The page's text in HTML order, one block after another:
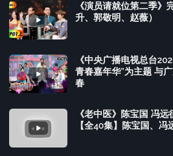
《演员请就位第二季》
升、郭敬明、赵薇）
《中央广播电视总台
青春嘉年华”为主题 与
春
《老中医》陈宝国 冯
【全40集】陈宝国、